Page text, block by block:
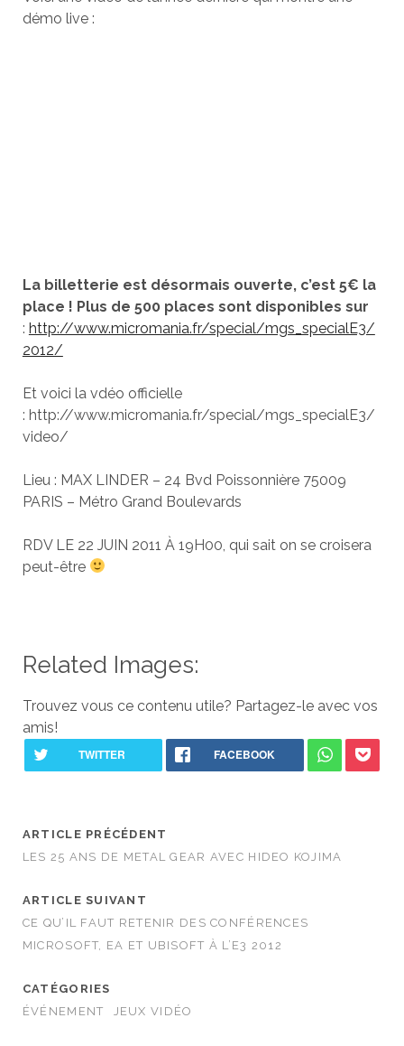
démo live :
La billetterie est désormais ouverte, c’est 5€ la
place ! Plus de 500 places sont disponibles sur
: http://www.micromania.fr/special/mgs_specialE3/
2012/
Et voici la vdéo officielle
: http://www.micromania.fr/special/mgs_specialE3/
video/
Lieu : MAX LINDER – 24 Bvd Poissonnière 75009
PARIS – Métro Grand Boulevards
RDV LE 22 JUIN 2011 À 19H00, qui sait on se croisera
peut-être
Related Images:
Trouvez vous ce contenu utile? Partagez-le avec vos
amis!
ARTICLE PRÉCÉDENT
LES 25 ANS DE METAL GEAR AVEC HIDEO KOJIMA
ARTICLE SUIVANT
CE QU’IL FAUT RETENIR DES CONFÉRENCES
MICROSOFT, EA ET UBISOFT À L’E3 2012
CATÉGORIES
ÉVÉNEMENT
JEUX VIDÉO